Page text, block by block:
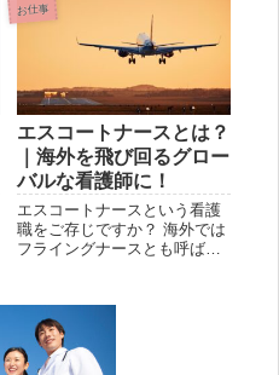
お仕事
エスコートナースとは？
｜海外を飛び回るグロー
バルな看護師に！
エスコートナースという看護
職をご存じですか？ 海外では
フライングナースとも呼ば
飛び回り看護対応をするお仕
事です！ 今回は、まだまだ日
本では知名度が低いエスコー
トナ...